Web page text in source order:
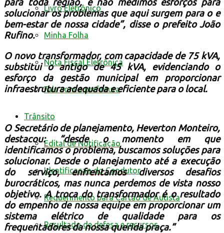
Livro Eletrônico
Minha Folha
Nota Fiscal Eletrônica
Fale com a prefeitura
Trânsito
Edital de Notificação
Identificacao do Condutor
Requerimento para Cartão de Autista
Resultado de defesa e recursos
para toda região, e não medimos esforços para
solucionar os problemas que aqui surgem para o e
bem-estar de nossa cidade”, disse o prefeito João
Rufino.
O novo transformador, com capacidade de 75 kVA,
substitui o antigo de 45 kVA, evidenciando o
esforço da gestão municipal em proporcionar
infraestrutura adequada e eficiente para o local.
O Secretário de planejamento, Heverton Monteiro,
destacou: “desde o momento em que
identificamos o problema, buscamos soluções para
solucionar. Desde o planejamento até a execução
do serviço, enfrentamos diversos desafios
burocráticos, mas nunca perdemos de vista nosso
objetivo. A troca do transformador é o resultado
do empenho de nossa equipe em proporcionar um
sistema elétrico de qualidade para os
frequentadores da nossa querida praça.”